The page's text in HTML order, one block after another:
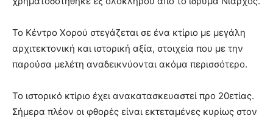
lyons
teaches
you
of
pain.
Το Κέντρο Χορού στεγάζεται σε ένα κτίριο με μεγάλη
αρχιτεκτονική και ιστορική αξία, στοιχεία που με την
παρούσα μελέτη αναδεικνύονται ακόμα περισσότερο.
Το ιστορικό κτίριο έχει ανακατασκευαστεί προ 20ετίας.
Σήμερα πλέον οι φθορές είναι εκτεταμένες κυρίως στον